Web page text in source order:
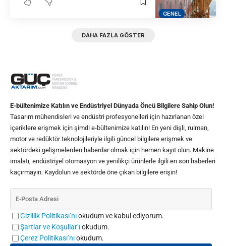
GENEL
DAHA FAZLA GÖSTER
E-bültenimize Katılın ve Endüstriyel Dünyada Öncü Bilgilere Sahip Olun!
Tasarım mühendisleri ve endüstri profesyonelleri için hazırlanan özel
içeriklere erişmek için şimdi e-bültenimize katılın! En yeni dişli, rulman,
motor ve redüktör teknolojileriyle ilgili güncel bilgilere erişmek ve
sektördeki gelişmelerden haberdar olmak için hemen kayıt olun. Makine
imalatı, endüstriyel otomasyon ve yenilikçi ürünlerle ilgili en son haberleri
kaçırmayın. Kaydolun ve sektörde öne çıkan bilgilere erişin!
Gizlilik Politikası’nıokudum ve kabul ediyorum.
Şartlar ve Koşullar’ıokudum.
Çerez Politikası’nıokudum.